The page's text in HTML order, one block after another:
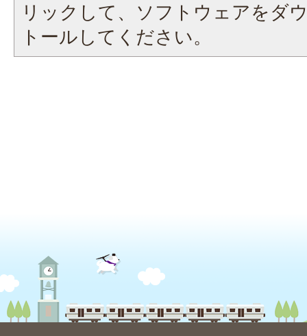
リックして、ソフトウェアをダ
トールしてください。